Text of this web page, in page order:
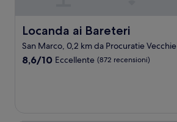
Locanda ai Bareteri
Locanda ai Bareteri
San Marco, 0,2 km da Procuratie Vecchie
8.6
8,6/10 Eccellente (872 recensioni)